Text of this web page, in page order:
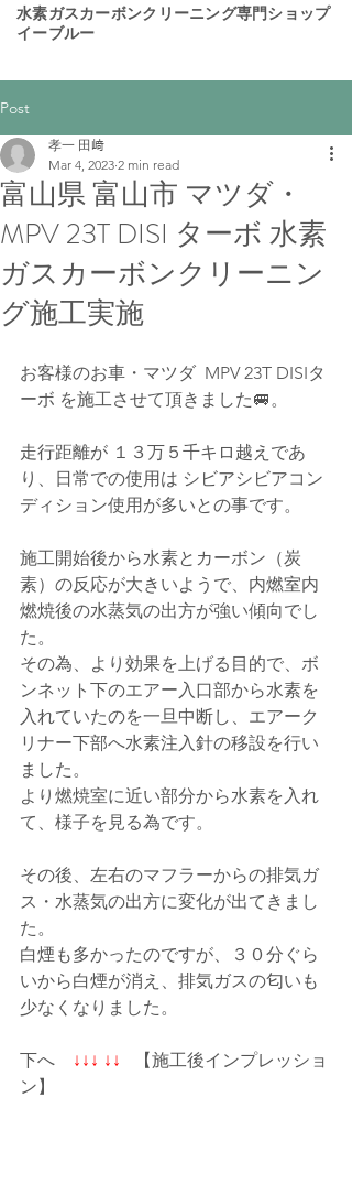
​水素ガスカーボンクリーニング専門ショップ
イーブルー
Post
富山県 富山市 マツダ・
MPV 23T DISI ターボ 水素
ガスカーボンクリーニン
グ施工実施
孝一 田﨑
Mar 4, 2023 2 min read
お客様のお車・マツダ  MPV 23T DISIタ
ーボ を施工させて頂きました🚐。
走行距離が １３万５千キロ越えであ
り、日常での使用は シビアシビアコン
ディション使用が多いとの事です。
施工開始後から水素とカーボン（炭
素）の反応が大きいようで、内燃室内
燃焼後の水蒸気の出方が強い傾向でし
た。
その為、より効果を上げる目的で、ボ
ンネット下のエアー入口部から水素を
入れていたのを一旦中断し、エアーク
リナー下部へ水素注入針の移設を行い
ました。
より燃焼室に近い部分から水素を入れ
て、様子を見る為です。
その後、左右のマフラーからの排気ガ
ス・水蒸気の出方に変化が出てきまし
た。
白煙も多かったのですが、３０分ぐら
いから白煙が消え、排気ガスの匂いも
少なくなりました。
下へ
  ↓↓↓ ↓↓
  【施工後インプレッショ
ン】